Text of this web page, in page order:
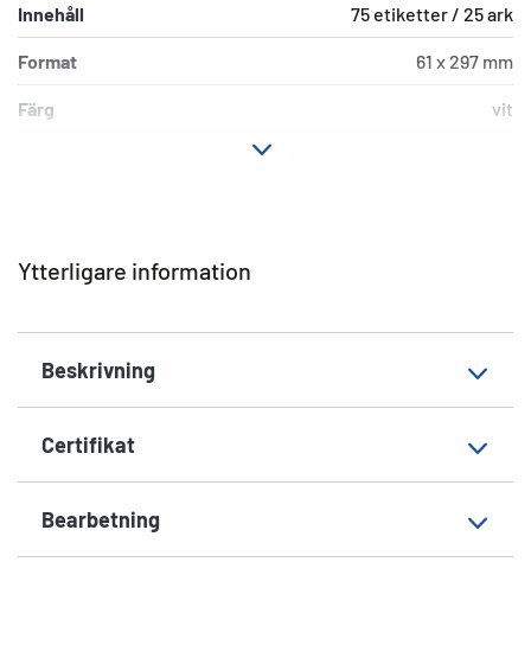
Ytterligare information
Beskrivning
Certifikat
Bearbetning
Innehåll 75 etiketter / 25 ark
Format 61 x 297 mm
Färg vit
EAN 4008705051354